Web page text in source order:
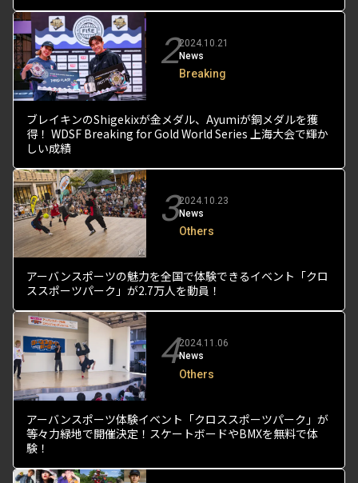
22024.10.21
News
Breaking
ブレイキンのShigekixが金メダル、Ayumiが銅メダルを獲
得！ WDSF Breaking for Gold World Series 上海大会で輝か
しい成績
32024.10.23
News
Others
アーバンスポーツの魅力を全国で体験できるイベント「クロ
ススポーツパーク」が2.7万人を動員！
42024.11.06
News
Others
アーバンスポーツ体験イベント「クロススポーツパーク」が
等々力緑地で開催決定！スケートボードやBMXを無料で体
験！